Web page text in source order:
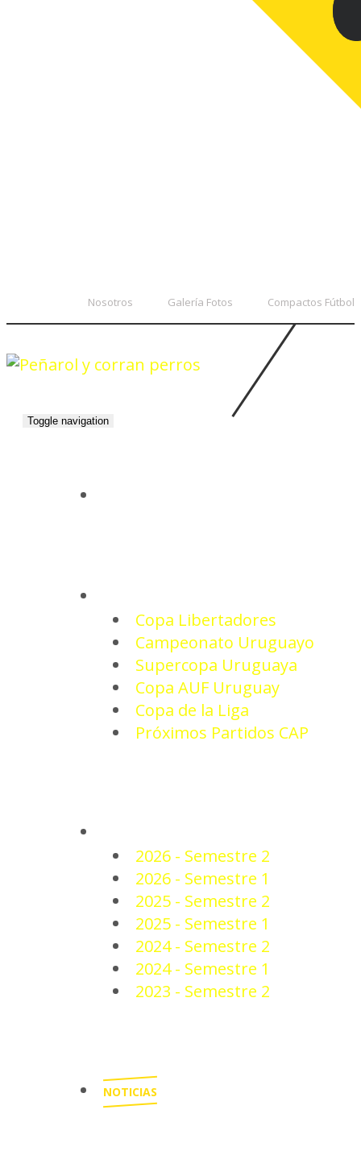
Nosotros Galería Fotos Compactos Fútbol
Toggle navigation
Copa Libertadores
Campeonato Uruguayo
Supercopa Uruguaya
Copa AUF Uruguay
Copa de la Liga
Próximos Partidos CAP
2026 - Semestre 2
2026 - Semestre 1
2025 - Semestre 2
2025 - Semestre 1
2024 - Semestre 2
2024 - Semestre 1
2023 - Semestre 2
NOTICIAS